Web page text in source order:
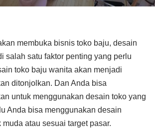
membuka bisnis toko baju, desain
salah satu faktor penting yang perlu
toko baju wanita akan menjadi
ditonjolkan. Dan Anda bisa
untuk menggunakan desain toko yang
Anda bisa menggunakan desain
atau sesuai target pasar.